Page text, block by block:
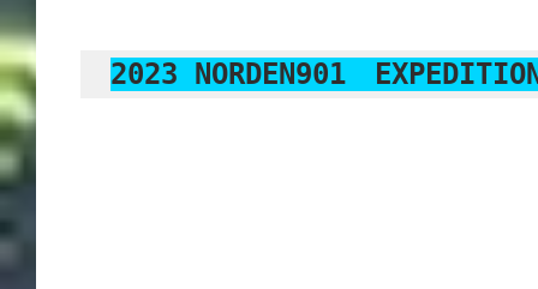
2023 NORDEN901　